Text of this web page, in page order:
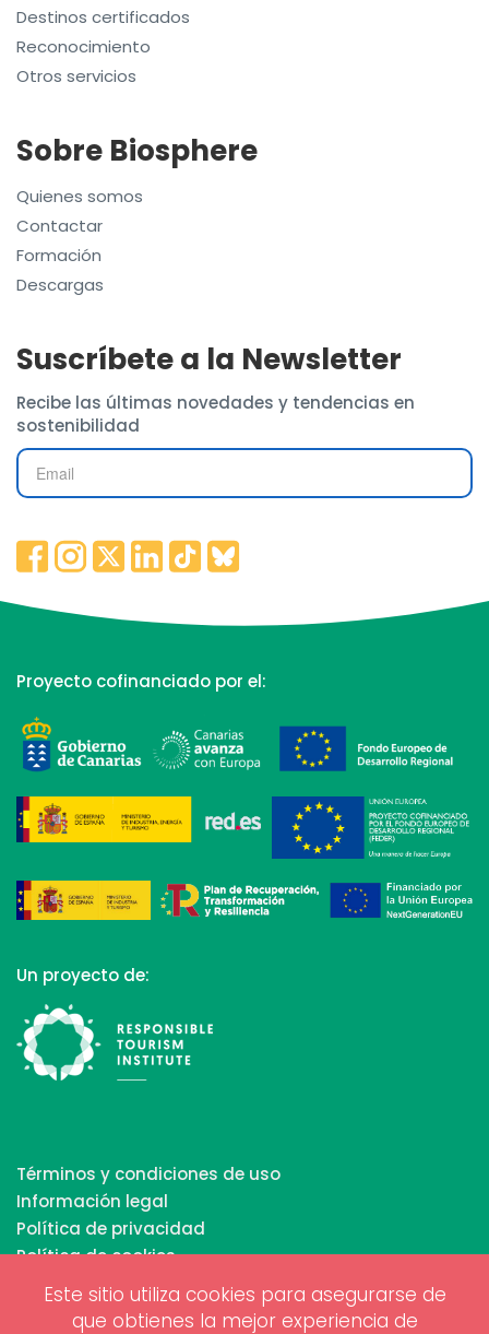
Este sitio utiliza cookies para asegurarse de
que obtienes la mejor experiencia de
Destinos certificados
Reconocimiento
Otros servicios
Sobre Biosphere
Quienes somos
Contactar
Formación
Descargas
Suscríbete a la Newsletter
Recibe las últimas novedades y tendencias en
sostenibilidad
Proyecto cofinanciado por el:
Un proyecto de:
Términos y condiciones de uso
Información legal
Política de privacidad
Política de cookies
Copyrights © 2026 All Rights Reserved by Biosphere